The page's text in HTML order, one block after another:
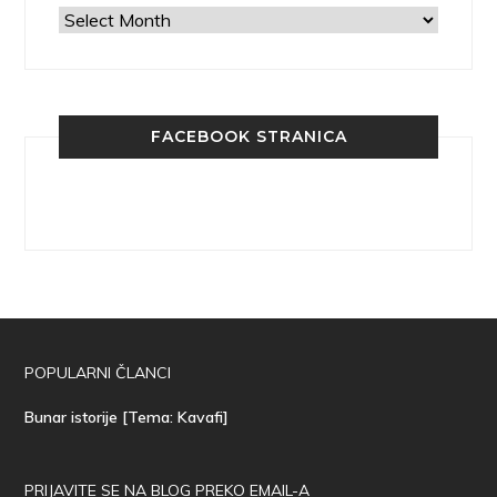
Arhiva
FACEBOOK STRANICA
POPULARNI ČLANCI
Bunar istorije [Tema: Kavafi]
PRIJAVITE SE NA BLOG PREKO EMAIL-A